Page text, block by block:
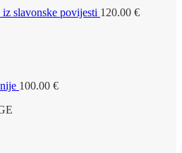
slavonske povijesti 120.00 €
100.00 €